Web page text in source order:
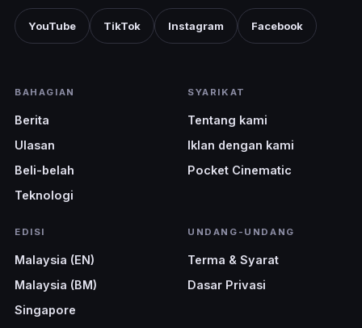
YouTube TikTok Instagram Facebook
BAHAGIAN
Berita
Ulasan
Beli-belah
Teknologi
SYARIKAT
Tentang kami
Iklan dengan kami
Pocket Cinematic
EDISI
Malaysia (EN)
Malaysia (BM)
Singapore
UNDANG-UNDANG
Terma & Syarat
Dasar Privasi